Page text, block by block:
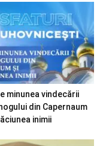
minunea vindecării
din Capernaum
inimii